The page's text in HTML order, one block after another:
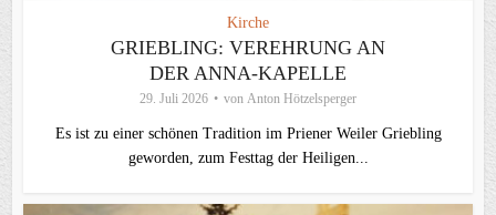
Kirche
GRIEBLING: VEREHRUNG AN
DER ANNA-KAPELLE
29. Juli 2026 von Anton Hötzelsperger
Es ist zu einer schönen Tradition im Priener Weiler Griebling
geworden, zum Festtag der Heiligen...